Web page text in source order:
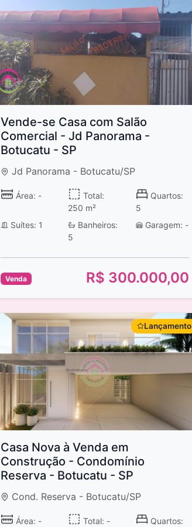
Vende-se Casa com Salão
Comercial - Jd Panorama -
Botucatu - SP
Jd Panorama - Botucatu/SP
Área: -
Total:
250 m²
Quartos:
5
Suítes: 1
Banheiros:
5
Garagem: -
Venda R$ 300.000,00
Lançamento
Casa Nova à Venda em
Construção - Condomínio
Reserva - Botucatu - SP
Cond. Reserva - Botucatu/SP
Área: - Total: -
Quartos: